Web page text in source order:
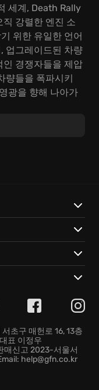
세계, Death Rally
강렬한 엔진 소
위한 유일한 언어
업그레이드된 차량
인 경쟁자들을 제압
량들을 폭파시키
광을 향해 나아가
하십시오. 당신의
입니다.
한 요소는 다음과
싱과 전투의 향연
초구 매헌로 16, 13층
표 이정우
매신고 2023-서울서
help@gfn.co.kr